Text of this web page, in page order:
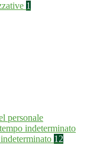
1
personale
indeterminato
12